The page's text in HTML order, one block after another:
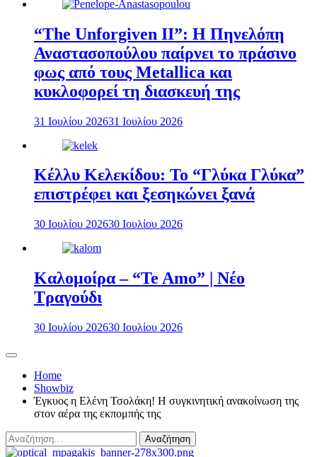
“The Unforgiven II”: Η Πηνελόπη
Αναστασοπούλου παίρνει το πράσινο
φως από τους Metallica και
κυκλοφορεί τη διασκευή της
31 Ιουλίου 202631 Ιουλίου 2026
Κέλλυ Κελεκίδου: Το “Γλύκα Γλύκα”
επιστρέφει και ξεσηκώνει ξανά
30 Ιουλίου 202630 Ιουλίου 2026
Καλομοίρα – “Te Amo” | Νέο
Τραγούδι
30 Ιουλίου 202630 Ιουλίου 2026
Home
Showbiz
Έγκυος η Ελένη Τσολάκη! Η συγκινητική ανακοίνωση της
στον αέρα της εκπομπής της
Αναζήτηση
για: